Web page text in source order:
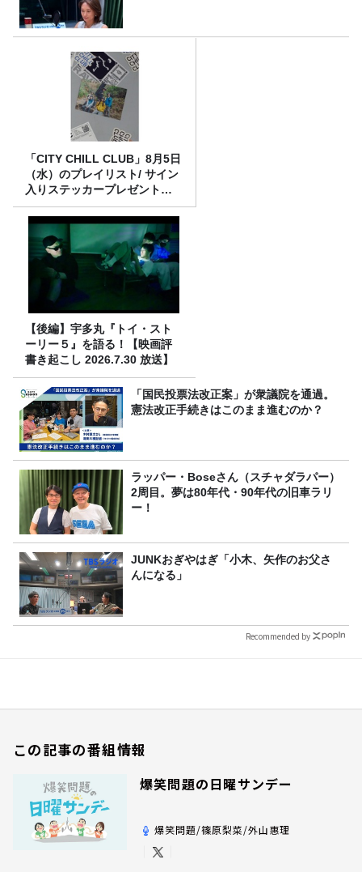
「CITY CHILL CLUB」8月5日
（水）のプレイリスト/ サイン
入りステッカープレゼント有
り
【後編】宇多丸『トイ・スト
ーリー５』を語る！【映画評
書き起こし 2026.7.30 放送】
「国民投票法改正案」が衆議院を通過。
憲法改正手続きはこのまま進むのか？
ラッパー・Boseさん（スチャダラパー）
2周目。夢は80年代・90年代の旧車ラリ
ー！
JUNKおぎやはぎ「小木、矢作のお父さ
んになる」
Recommended by
この記事の番組情報
爆笑問題の日曜サンデー
爆笑問題/篠原梨菜/外山惠理